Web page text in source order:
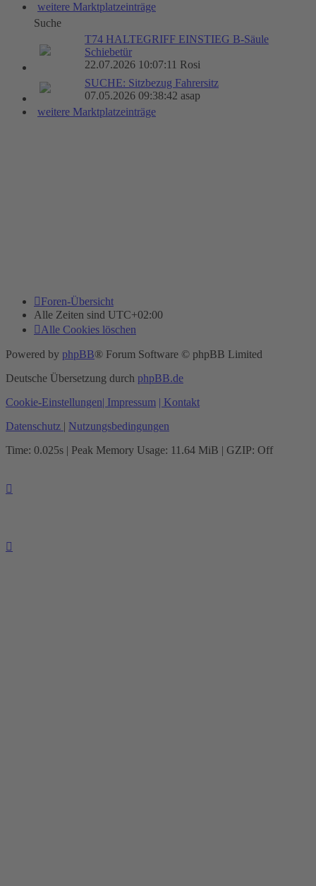
weitere Marktplatzeinträge
Suche
T74 HALTEGRIFF EINSTIEG B-Säule
Schiebetür
22.07.2026 10:07:11 Rosi
SUCHE: Sitzbezug Fahrersitz
07.05.2026 09:38:42 asap
weitere Marktplatzeinträge
Foren-Übersicht
Alle Zeiten sind UTC+02:00
Alle Cookies löschen
Powered by phpBB® Forum Software © phpBB Limited
Deutsche Übersetzung durch phpBB.de
Cookie-Einstellungen| Impressum | Kontakt
Datenschutz | Nutzungsbedingungen
Time: 0.025s | Peak Memory Usage: 11.64 MiB | GZIP: Off